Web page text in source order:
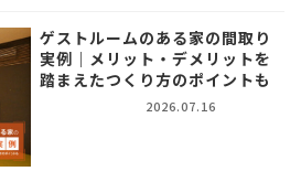
ゲストルームのある家の間取り
実例｜メリット・デメリットを
踏まえたつくり方のポイントも
2026.07.16